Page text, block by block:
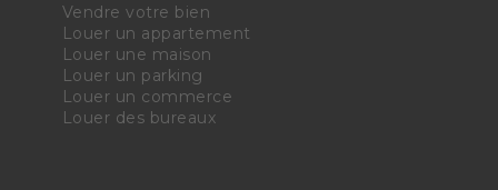
Vendre votre bien
Louer un appartement
Louer une maison
Louer un parking
Louer un commerce
Louer des bureaux